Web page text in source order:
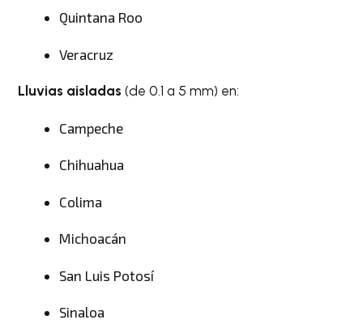
Quintana Roo
Veracruz
Lluvias aisladas(de 0.1 a 5 mm) en:
Campeche
Chihuahua
Colima
Michoacán
San Luis Potosí
Sinaloa